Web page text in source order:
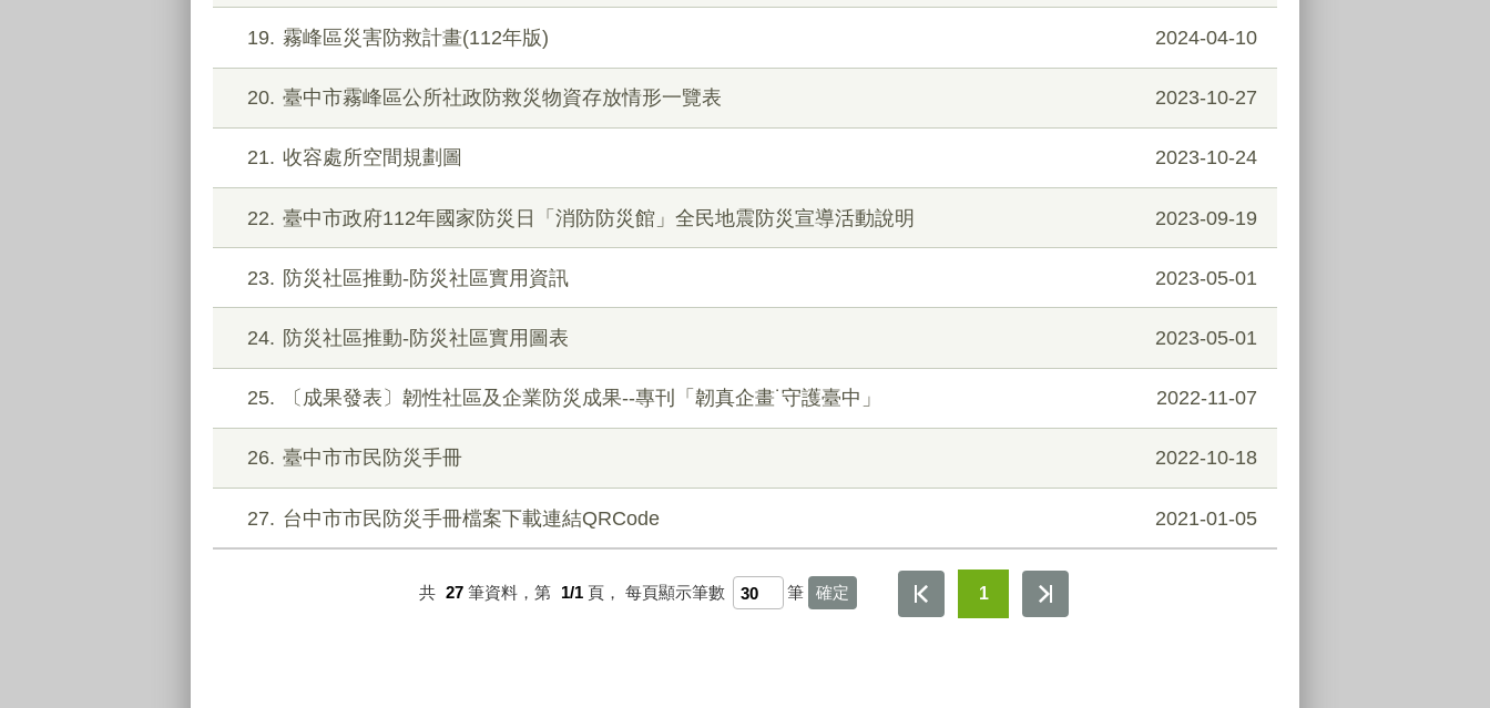
19 霧峰區災害防救計畫(112年版) 2024-04-10
20 臺中市霧峰區公所社政防救災物資存放情形一覽表 2023-10-27
21 收容處所空間規劃圖 2023-10-24
22 臺中市政府112年國家防災日「消防防災館」全民地震防災宣導活動說明 2023-09-19
23 防災社區推動-防災社區實用資訊 2023-05-01
24 防災社區推動-防災社區實用圖表 2023-05-01
25 〔成果發表〕韌性社區及企業防災成果--專刊「韌真企畫˙守護臺中」 2022-11-07
26 臺中市市民防災手冊 2022-10-18
27 台中市市民防災手冊檔案下載連結QRCode 2021-01-05
共 27 筆資料，第 1/1 頁， 每頁顯示筆數 筆 1